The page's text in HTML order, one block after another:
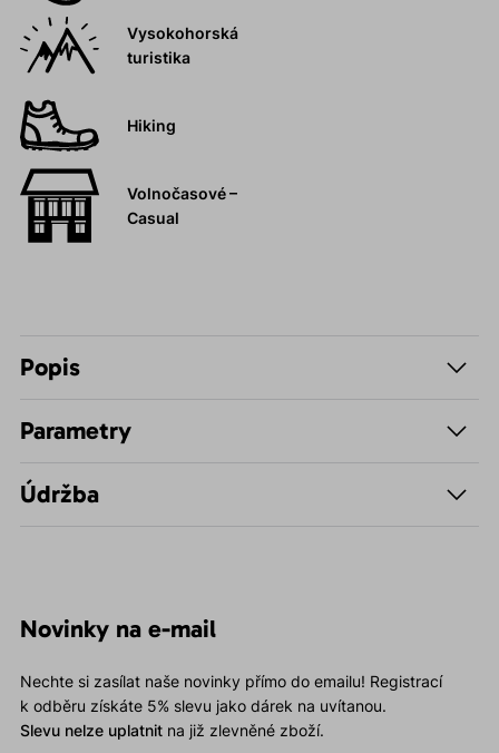
Vysokohorská
turistika
Hiking
Volnočasové –
Casual
Popis
Parametry
Údržba
Novinky na e-mail
Nechte si zasílat naše novinky přímo do emailu! Registrací
k odběru získáte 5% slevu jako dárek na uvítanou.
Slevu nelze uplatnitna již zlevněné zboží.